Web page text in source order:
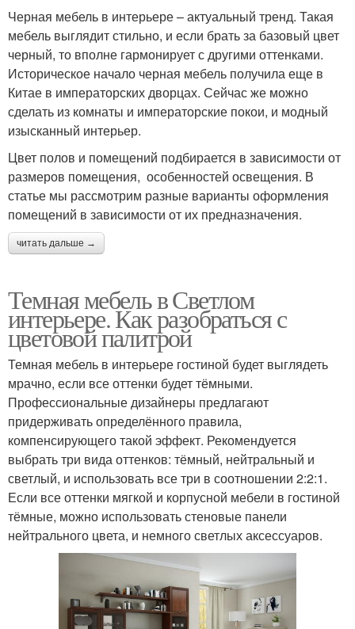
Черная мебель в интерьере – актуальный тренд. Такая
мебель выглядит стильно, и если брать за базовый цвет
черный, то вполне гармонирует с другими оттенками.
Историческое начало черная мебель получила еще в
Китае в императорских дворцах. Сейчас же можно
сделать из комнаты и императорские покои, и модный
изысканный интерьер.
Цвет полов и помещений подбирается в зависимости от
размеров помещения, особенностей освещения. В
статье мы рассмотрим разные варианты оформления
помещений в зависимости от их предназначения.
читать дальше →
Темная мебель в Светлом
интерьере. Как разобраться с
цветовой палитрой
Темная мебель в интерьере гостиной будет выглядеть
мрачно, если все оттенки будет тёмными.
Профессиональные дизайнеры предлагают
придерживать определённого правила,
компенсирующего такой эффект. Рекомендуется
выбрать три вида оттенков: тёмный, нейтральный и
светлый, и использовать все три в соотношении 2:2:1.
Если все оттенки мягкой и корпусной мебели в гостиной
тёмные, можно использовать стеновые панели
нейтрального цвета, и немного светлых аксессуаров.